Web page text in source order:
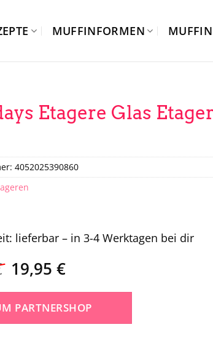
MUFFINFORMEN
Etagere Glas
Ursprünglicher
Preis
war:
39,99 €
19,95€Aktueller
ist:
19,95 €.
lieferbar – in 3-4 Werktagen bei dir
PARTNERSHOP
4052025390860